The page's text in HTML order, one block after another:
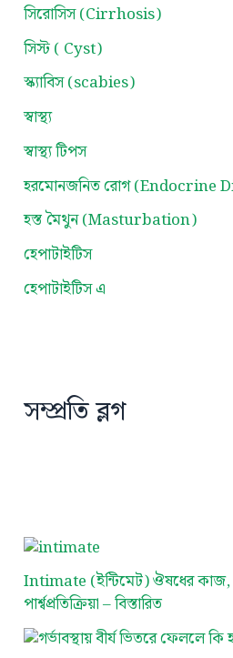
সিরোসিস (Cirrhosis)
সিস্ট ( Cyst)
স্ক্যাবিস (scabies)
স্বাস্থ্য
স্বাস্থ্য টিপস
হরমোনজনিত রোগ (Endocrine
হস্ত মৈথুন (Masturbation)
হেপাটাইটিস
হেপাটাইটিস এ
সম্প্রতি ব্লগ
Intimate (ইন্টিমেট) ঔষধের কাজ,
পার্শ্বপ্রতিক্রিয়া – বিস্তারিত